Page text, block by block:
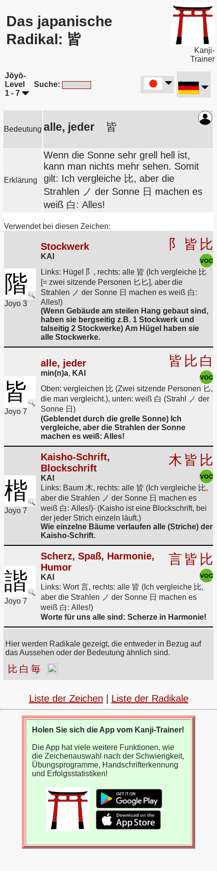
Das japanische
Radikal: 皆
Kanji-
Trainer
Jōyō-
Level
1 - 7
Suche:
Bedeutung alle, jeder 皆
Erklärung
Wenn die Sonne sehr grell hell ist,
kann man nichts mehr sehen. Somit
gilt: Ich vergleiche 比, aber die
Strahlen ノ der Sonne 日 machen es
weiß 白: Alles!
Verwendet bei diesen Zeichen:
階
Joyo 3
Stockwerk
KAI
阝 皆 比
Links: Hügel 阝, rechts: alle 皆 (Ich vergleiche 比
[= zwei sitzende Personen 匕匕], aber die
Strahlen ノ der Sonne 日 machen es weiß 白:
Alles!)
(Wenn Gebäude am steilen Hang gebaut sind,
haben sie bergseitig z.B. 1 Stockwerk und
talseitig 2 Stockwerke) Am Hügel haben sie
alle Stockwerke.
皆
Joyo 7
alle, jeder
min(n)a, KAI
皆 比 白
Oben: vergleichen 比 (Zwei sitzende Personen 匕,
die man vergleicht.), unten: weiß 白 (Strahl ノ der
Sonne 日)
(Geblendet durch die grelle Sonne) Ich
vergleiche, aber die Strahlen der Sonne
machen es weiß: Alles!
楷
Joyo 7
Kaisho-Schrift,
Blockschrift
KAI
木 皆 比
Links: Baum 木, rechts: alle 皆 (Ich vergleiche 比,
aber die Strahlen ノ der Sonne 日 machen es
weiß 白: Alles!)- (Kaisho ist eine Blockschrift, bei
der jeder Strich einzeln läuft.)
Wie einzelne Bäume verlaufen alle (Striche) der
Kaisho-Schrift.
諧
Joyo 7
Scherz, Spaß, Harmonie,
Humor
KAI
言 皆 比
Links: Wort 言, rechts: alle 皆 (Ich vergleiche 比,
aber die Strahlen ノ der Sonne 日 machen es
weiß 白: Alles!)
Worte für uns alle sind: Scherze in Harmonie!
Hier werden Radikale gezeigt, die entweder in Bezug auf
das Aussehen oder der Bedeutung ähnlich sind.
比 白 毎
Liste der Zeichen Liste der Radikale
Holen Sie sich die App vom Kanji-Trainer!
Die App hat viele weitere Funktionen, wie
die Zeichenauswahl nach der Schwierigkeit,
Übungsprogramme, Handschrifterkennung
und Erfolgsstatistiken!